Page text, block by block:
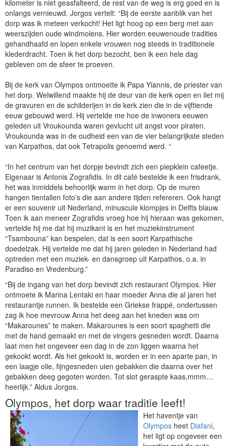
kilometer is niet geasfalteerd, de rest van de weg is erg goed en is
onlangs vernieuwd. Jorgos vertelt: “Bij de eerste aanblik van het
dorp was ik meteen verkocht! Het ligt hoog op een berg met aan
weerszijden oude windmolens. Hier worden eeuwenoude tradities
gehandhaafd en lopen enkele vrouwen nog steeds in traditionele
klederdracht. Toen ik het dorp bezocht, ben ik een hele dag
gebleven om de sfeer te proeven.
Bij de kerk van Olympos ontmoette ik Papa Yiannis, de priester van
het dorp. Welwillend maakte hij de deur van de kerk open en liet mij
de gravuren en de schilderijen in de kerk zien die in de vijftiende
eeuw gebouwd werd. Hij vertelde me hoe de inwoners eeuwen
geleden uit Vroukounda waren gevlucht uit angst voor piraten.
Vroukounda was in de oudheid een van de vier belangrijkste steden
van Karpathos, dat ook Tetrapolis genoemd werd. “
“In het centrum van het dorpje bevindt zich een piepklein cafeetje.
Eigenaar is Antonis Zografidis. In dit café bestelde ik een frisdrank,
het was inmiddels behoorlijk warm in het dorp. Op de muren
hangen tientallen foto’s die aan andere tijden refereren. Ook hangt
er een souvenir uit Nederland, minuscule klompjes in Delfts blauw.
Toen ik aan meneer Zografidis vroeg hoe hij hieraan was gekomen,
vertelde hij me dat hij muzikant is en het muziekinstrument
“Tsambouna” kan bespelen, dat is een soort Karpathische
doedelzak. Hij vertelde me dat hij jaren geleden in Nederland had
optreden met een muziek- en dansgroep uit Karpathos, o.a. in
Paradiso en Vredenburg.”
“Bij de ingang van het dorp bevindt zich restaurant Olympos. Hier
ontmoete ik Marina Lentaki en haar moeder Anna die al jaren het
restaurantje runnen. Ik bestelde een Griekse frappé, ondertussen
zag ik hoe mevrouw Anna het deeg aan het kneden was om
“Makarounes” te maken. Makarounes is een soort spaghetti die
met de hand gemaakt en met de vingers gesneden wordt. Daarna
laat men het ongeveer een dag in de zon liggen waarna het
gekookt wordt. Als het gekookt is, worden er in een aparte pan, in
een laagje olie, fijngesneden uien gebakken die daarna over het
gebakken deeg gegoten worden. Tot slot geraspte kaas,mmm…
heerlijk.” Aldus Jorgos.
Olympos, het dorp waar traditie leeft!
Het haventje van
Olympos heet Diafani,
het ligt op ongeveer een